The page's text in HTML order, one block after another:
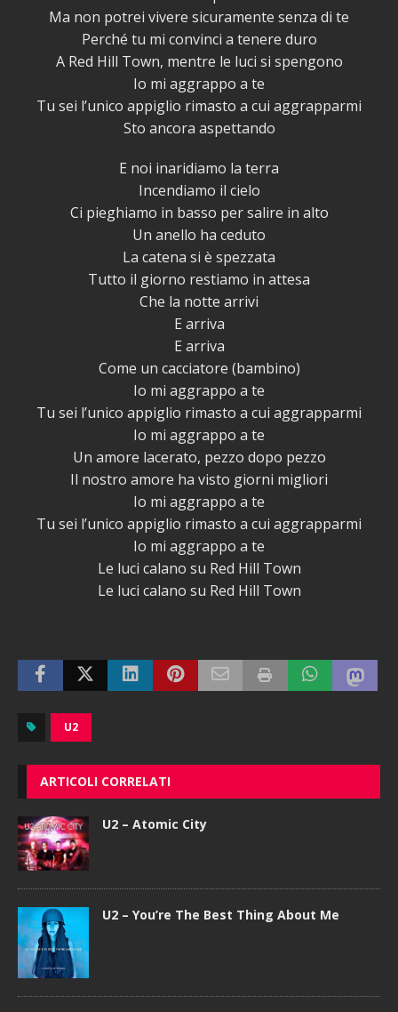
Ma non potrei vivere sicuramente senza di te
Perché tu mi convinci a tenere duro
A Red Hill Town, mentre le luci si spengono
Io mi aggrappo a te
Tu sei l’unico appiglio rimasto a cui aggrapparmi
Sto ancora aspettando
E noi inaridiamo la terra
Incendiamo il cielo
Ci pieghiamo in basso per salire in alto
Un anello ha ceduto
La catena si è spezzata
Tutto il giorno restiamo in attesa
Che la notte arrivi
E arriva
E arriva
Come un cacciatore (bambino)
Io mi aggrappo a te
Tu sei l’unico appiglio rimasto a cui aggrapparmi
Io mi aggrappo a te
Un amore lacerato, pezzo dopo pezzo
Il nostro amore ha visto giorni migliori
Io mi aggrappo a te
Tu sei l’unico appiglio rimasto a cui aggrapparmi
Io mi aggrappo a te
Le luci calano su Red Hill Town
Le luci calano su Red Hill Town
U2
ARTICOLI CORRELATI
U2 – Atomic City
U2 – You’re The Best Thing About Me